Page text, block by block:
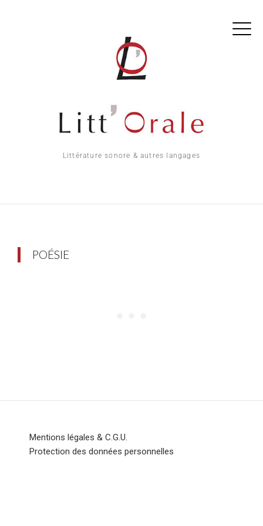
Littérature sonore & autres langages
POÉSIE
Mentions légales & C.G.U.
Protection des données personnelles